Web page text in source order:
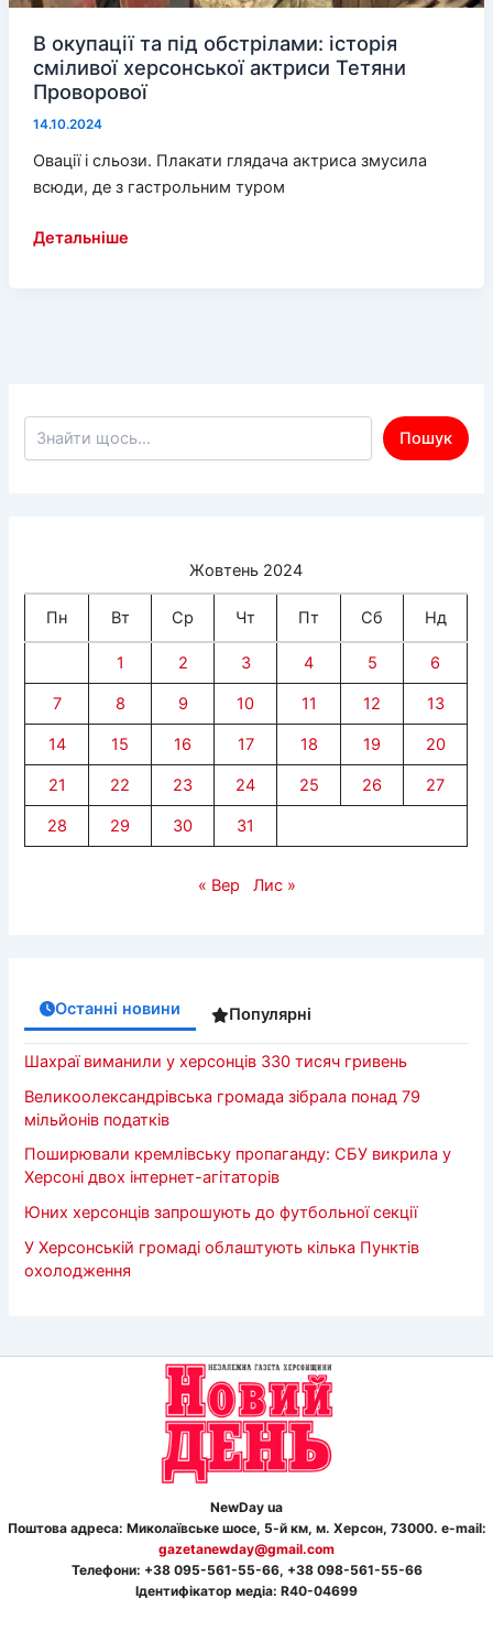
В окупації та під обстрілами: історія
сміливої херсонської актриси Тетяни
Проворової
14.10.2024
Овації і сльози. Плакати глядача актриса змусила
всюди, де з гастрольним туром
В
херсонської
актриси
Детальніше
Пошук по сайту
Пошук
Жовтень 2024
Пн Вт Ср Чт Пт Сб Нд
1 2 3 4 5 6
7 8 9 10 11 12 13
14 15 16 17 18 19 20
21 22 23 24 25 26 27
28 29 30 31
« Вер Лис »
Останні новини Популярні
Шахраї виманили у херсонців 330 тисяч гривень
Великоолександрівська громада зібрала понад 79
мільйонів податків
Поширювали кремлівську пропаганду: СБУ викрила у
Херсоні двох інтернет-агітаторів
Юних херсонців запрошують до футбольної секції
У Херсонській громаді облаштують кілька Пунктів
охолодження
NewDay ua
Поштова адреса: Миколаївське шосе, 5-й км, м. Херсон, 73000. e-mail:
gazetanewday@gmail.com
Телефони: +38 095-561-55-66, +38 098-561-55-66
Ідентифікатор медіа: R40-04699